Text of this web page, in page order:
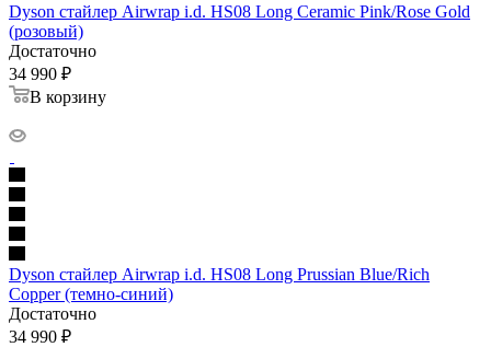
Dyson стайлер Airwrap i.d. HS08 Long Ceramic Pink/Rose Gold
(розовый)
Достаточно
34 990 ₽
В корзину
Dyson стайлер Airwrap i.d. HS08 Long Prussian Blue/Rich
Copper (темно-синий)
Достаточно
34 990 ₽